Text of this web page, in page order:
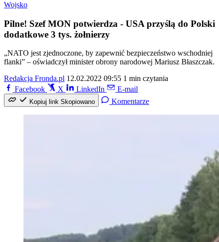
Wojsko
Pilne! Szef MON potwierdza - USA przyślą do Polski
dodatkowe 3 tys. żołnierzy
„NATO jest zjednoczone, by zapewnić bezpieczeństwo wschodniej
flanki” – oświadczył minister obrony narodowej Mariusz Błaszczak.
Redakcja Fronda.pl 12.02.2022 09:55 1 min czytania
Facebook
X LinkedIn E-mail
Kopiuj link Skopiowano Komentarze